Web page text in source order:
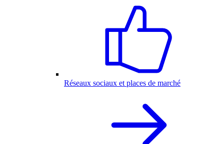
Réseaux sociaux et places de marché